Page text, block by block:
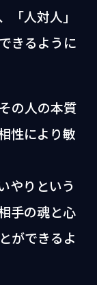
「人対人」
きるように
の人の本質
性により敏
やりという
手の魂と心
ができるよ